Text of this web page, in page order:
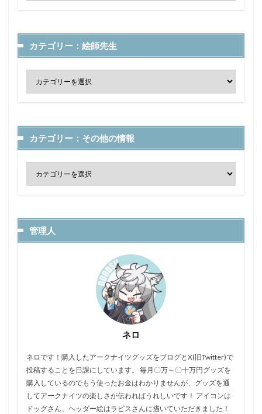
カテゴリー：絵師先生
カテゴリー：その他の情報
管理人
ネロ
ネロです！購入したアークナイツグッズをブログとX(旧Twitter)で
投稿することを日課にしています。 毎月〇万～〇十万円グッズを
購入しているのでもう使ったお金はわかりませんが、グッズを通
してアークナイツの楽しさが伝わればうれしいです！ アイコンは
ドッグさん、ヘッダー絵はラピスさんに描いていただきました！